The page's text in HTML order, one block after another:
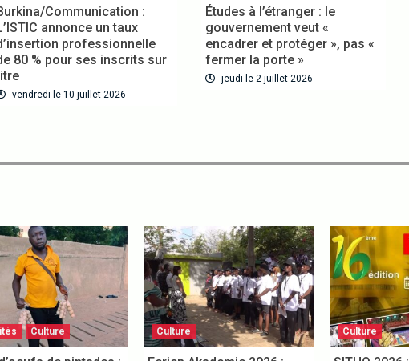
Communication :
annonce un taux
professionnelle
80 % pour ses inscrits sur
vendredi le 10 juillet 2026
Études à l’étranger : le
gouvernement veut «
encadrer et protéger », pas «
fermer la porte »
jeudi le 2 juillet 2026
Culture Culture Culture